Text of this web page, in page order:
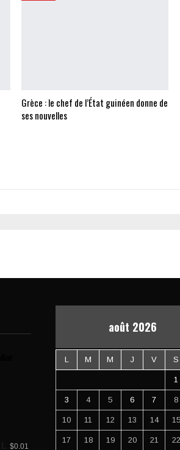
Grèce : le chef de l’État guinéen donne de
ses nouvelles
$0.01
août 2026
L M M J V S
1
3 4 5 6 7 8
10 11 12 13 14 15
17 18 19 20 21 22